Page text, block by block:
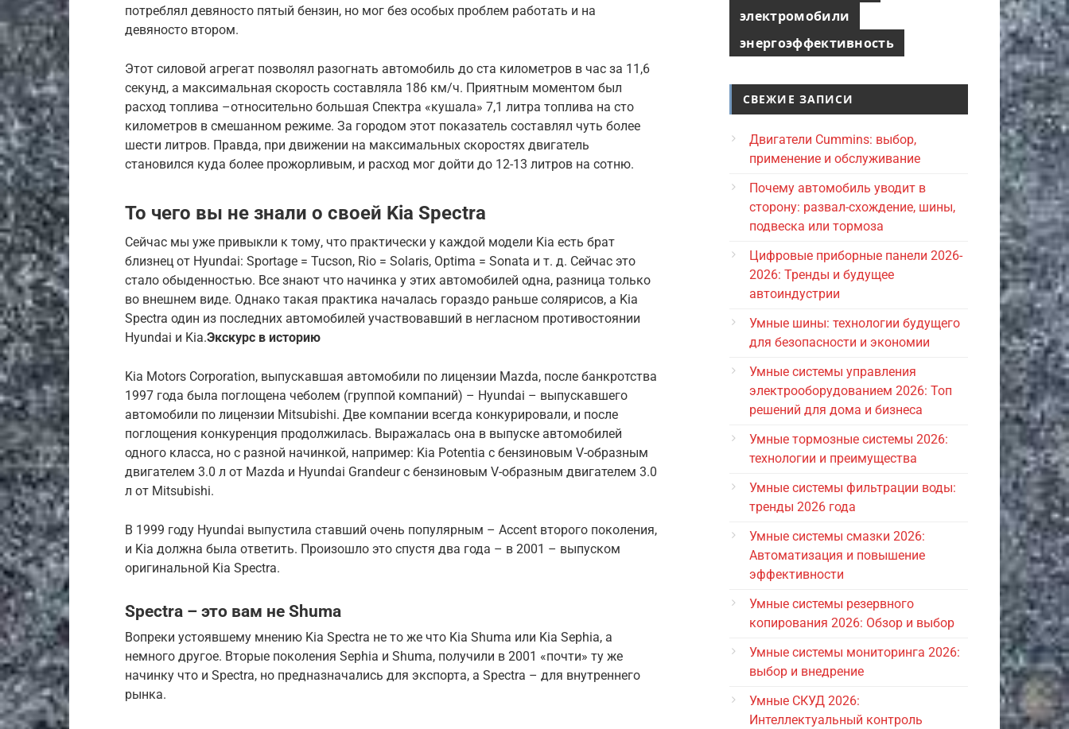
потреблял девяносто пятый бензин, но мог без особых проблем работать и на
девяносто втором.
Этот силовой агрегат позволял разогнать автомобиль до ста километров в час за 11,6
секунд, а максимальная скорость составляла 186 км/ч. Приятным моментом был
расход топлива –относительно большая Спектра «кушала» 7,1 литра топлива на сто
километров в смешанном режиме. За городом этот показатель составлял чуть более
шести литров. Правда, при движении на максимальных скоростях двигатель
становился куда более прожорливым, и расход мог дойти до 12-13 литров на сотню.
То чего вы не знали о своей Kia Spectra
Сейчас мы уже привыкли к тому, что практически у каждой модели Kia есть брат
близнец от Hyundai: Sportage = Tucson, Rio = Solaris, Optima = Sonata и т. д. Сейчас это
стало обыденностью. Все знают что начинка у этих автомобилей одна, разница только
во внешнем виде. Однако такая практика началась гораздо раньше солярисов, а Kia
Spectra один из последних автомобилей участвовавший в негласном противостоянии
Hyundai и Kia.Экскурс в историю
Kia Motors Corporation, выпускавшая автомобили по лицензии Mazda, после банкротства
1997 года была поглощена чеболем (группой компаний) – Hyundai – выпускавшего
автомобили по лицензии Mitsubishi. Две компании всегда конкурировали, и после
поглощения конкуренция продолжилась. Выражалась она в выпуске автомобилей
одного класса, но с разной начинкой, например: Kia Potentia с бензиновым V-образным
двигателем 3.0 л от Mazda и Hyundai Grandeur с бензиновым V-образным двигателем 3.0
л от Mitsubishi.
В 1999 году Hyundai выпустила ставший очень популярным – Accent второго поколения,
и Kia должна была ответить. Произошло это спустя два года – в 2001 – выпуском
оригинальной Kia Spectra.
Spectra – это вам не Shuma
Вопреки устоявшему мнению Kia Spectra не то же что Kia Shuma или Kia Sephia, а
немного другое. Вторые поколения Sephia и Shuma, получили в 2001 «почти» ту же
начинку что и Spectra, но предназначались для экспорта, а Spectra – для внутреннего
рынка.
электромобили
энергоэффективность
СВЕЖИЕ ЗАПИСИ
Двигатели Cummins: выбор,
применение и обслуживание
Почему автомобиль уводит в
сторону: развал-схождение, шины,
подвеска или тормоза
Цифровые приборные панели 2026-
2026: Тренды и будущее
автоиндустрии
Умные шины: технологии будущего
для безопасности и экономии
Умные системы управления
электрооборудованием 2026: Топ
решений для дома и бизнеса
Умные тормозные системы 2026:
технологии и преимущества
Умные системы фильтрации воды:
тренды 2026 года
Умные системы смазки 2026:
Автоматизация и повышение
эффективности
Умные системы резервного
копирования 2026: Обзор и выбор
Умные системы мониторинга 2026:
выбор и внедрение
Умные СКУД 2026:
Интеллектуальный контроль